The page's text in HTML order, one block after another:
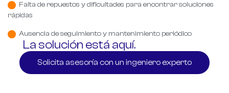
Falta de repuestos y dificultades para encontrar soluciones
rápidas
Ausencia de seguimiento y mantenimiento periódico
La solución está aquí.
Solicita asesoría con un ingeniero experto